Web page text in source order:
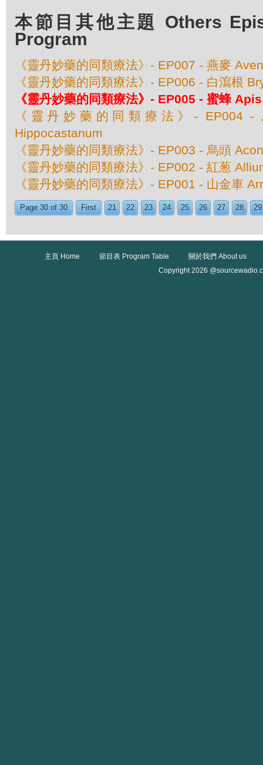
本節目其他主題 Others
Program
《靈丹妙藥的同類療法》- EP007 - 燕麥
《靈丹妙藥的同類療法》- EP006 - 白瀉根
《靈丹妙藥的同類療法》- EP005 - 蜜蜂
《靈丹妙藥的同類療法》- EP004 -
Hippocastanum
《靈丹妙藥的同類療法》- EP003 - 烏頭
《靈丹妙藥的同類療法》- EP002 - 紅葱
《靈丹妙藥的同類療法》- EP001 - 山金車
Page 30 of 30 First 21 22 23 24 25 26 27 28 29
主頁 Home 節目表 Program Table
關於我們 About us
Copyright 2026